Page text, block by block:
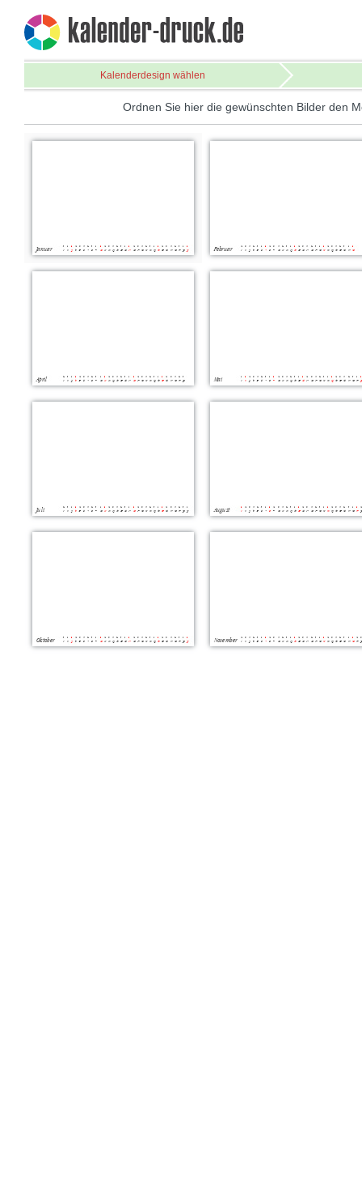
Kalenderdesign wählen
Ordnen Sie hier die gewünschten Bilder den